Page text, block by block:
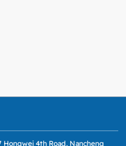
Hongwei 4th Road, Nancheng